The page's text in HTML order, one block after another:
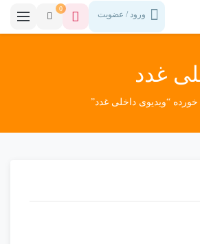
ورود / عضویت
0
غدد
“ویدیوی داخلی غدد”